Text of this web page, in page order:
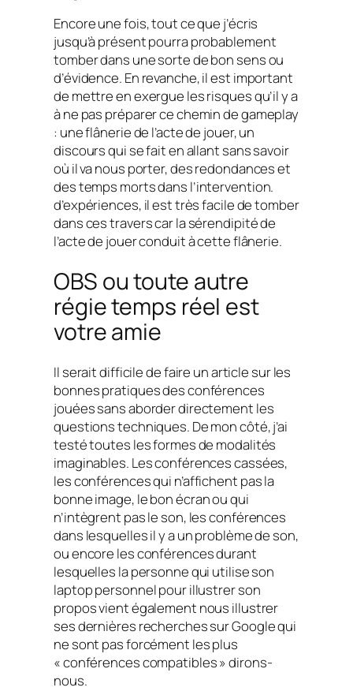
Encore une fois, tout ce que j’écris
jusqu’à présent pourra probablement
tomber dans une sorte de bon sens ou
d’évidence. En revanche, il est important
de mettre en exergue les risques qu’il y a
à ne pas préparer ce chemin de gameplay
: une flânerie de l’acte de jouer, un
discours qui se fait en allant sans savoir
où il va nous porter, des redondances et
des temps morts dans l’intervention.
d’expériences, il est très facile de tomber
dans ces travers car la sérendipité de
l’acte de jouer conduit à cette flânerie.
OBS ou toute autre
régie temps réel est
votre amie
Il serait difficile de faire un article sur les
bonnes pratiques des conférences
jouées sans aborder directement les
questions techniques. De mon côté, j’ai
testé toutes les formes de modalités
imaginables. Les conférences cassées,
les conférences qui n’affichent pas la
bonne image, le bon écran ou qui
n’intègrent pas le son, les conférences
dans lesquelles il y a un problème de son,
ou encore les conférences durant
lesquelles la personne qui utilise son
laptop personnel pour illustrer son
propos vient également nous illustrer
ses dernières recherches sur Google qui
ne sont pas forcément les plus
« conférences compatibles » dirons-
nous.